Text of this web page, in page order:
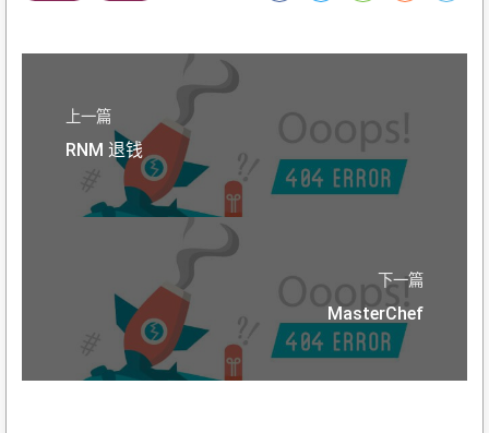
上一篇
RNM 退钱
下一篇
MasterChef